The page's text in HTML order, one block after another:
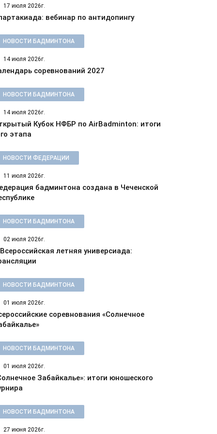
17 июля 2026г.
вебинар по антидопингу
НОВОСТИ БАДМИНТОНА
14 июля 2026г.
соревнований 2027
НОВОСТИ БАДМИНТОНА
14 июля 2026г.
Кубок НФБР по AirBadminton: итоги
этапа
НОВОСТИ ФЕДЕРАЦИИ
11 июля 2026г.
бадминтона создана в Чеченской
НОВОСТИ БАДМИНТОНА
02 июля 2026г.
летняя универсиада:
НОВОСТИ БАДМИНТОНА
01 июля 2026г.
соревнования «Солнечное
НОВОСТИ БАДМИНТОНА
01 июля 2026г.
Забайкалье»: итоги юношеского
НОВОСТИ БАДМИНТОНА
27 июня 2026г.